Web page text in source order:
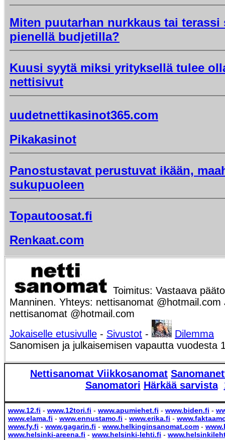
Miten puutarhan nurkkaus tai terassi
pienellä budjetilla?
Kuusi syytä miksi yrityksellä tulee
nettisivut
uudetnettikasinot365.com
Pikakasinot
Panostustavat perustuvat ikään,
sukupuoleen
Topautoosat.fi
Renkaat.com
Toimitus: Vastaava
Manninen. Yhteys: nettisanomat @hotmail.com
nettisanomat @hotmail.com
Jokaiselle etusivulle - Sivustot -
Dilemma
Sanomisen ja julkaisemisen vapautta vuodesta
Nettisanomat Viikkosanomat
Sanomatori Härkää sarvista
www.12.fi - www.12tori.fi - www.apumiehet.fi - www.biden.fi -
www.elama.fi - www.ennustamo.fi - www.erika.fi -
www.fy.fi - www.gagarin.fi - www.helkinginsanomat.com -
www.helsinki-areena.fi - www.helsinki-lehti.fi -